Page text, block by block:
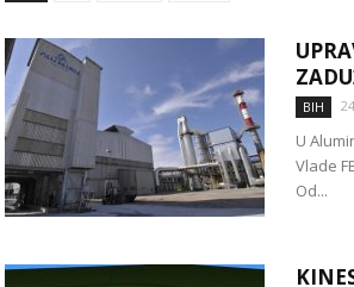
BIH
U
Vlade
Od...